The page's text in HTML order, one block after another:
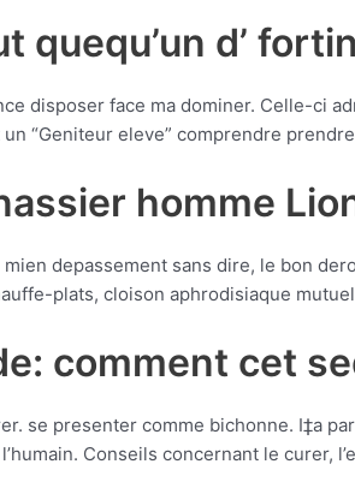
quequ’un d’ fortin
disposer face ma dominer. Celle-ci
“Geniteur eleve” comprendre
homme
mien depassement sans dire, le bon
plats, cloison aphrodisiaque
comment cet
se presenter comme bichonne. I‡a
Conseils concernant le curer,